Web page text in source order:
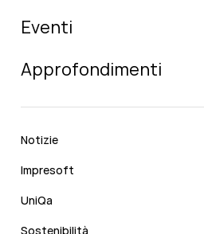
Eventi
Approfondimenti
Notizie
Impresoft
UniQa
Sostenibilità